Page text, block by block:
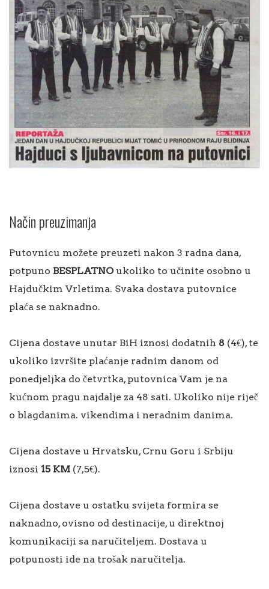
Način preuzimanja
Putovnicu možete preuzeti nakon 3 radna dana,
potpuno BESPLATNOukoliko to učinite osobno u
Hajdučkim Vrletima. Svaka dostava putovnice
plaća se naknadno.
Cijena dostave unutar BiH iznosi dodatnih 8 (4€), te
ukoliko izvršite plaćanje radnim danom od
ponedjeljka do četvrtka, putovnica Vam je na
kućnom pragu najdalje za 48 sati. Ukoliko nije riječ
o blagdanima. vikendima i neradnim danima.
Cijena dostave u Hrvatsku, Crnu Goru i Srbiju
iznosi 15 KM (7,5€).
Cijena dostave u ostatku svijeta formira se
naknadno, ovisno od destinacije, u direktnoj
komunikaciji sa naručiteljem. Dostava u
potpunosti ide na trošak naručitelja.